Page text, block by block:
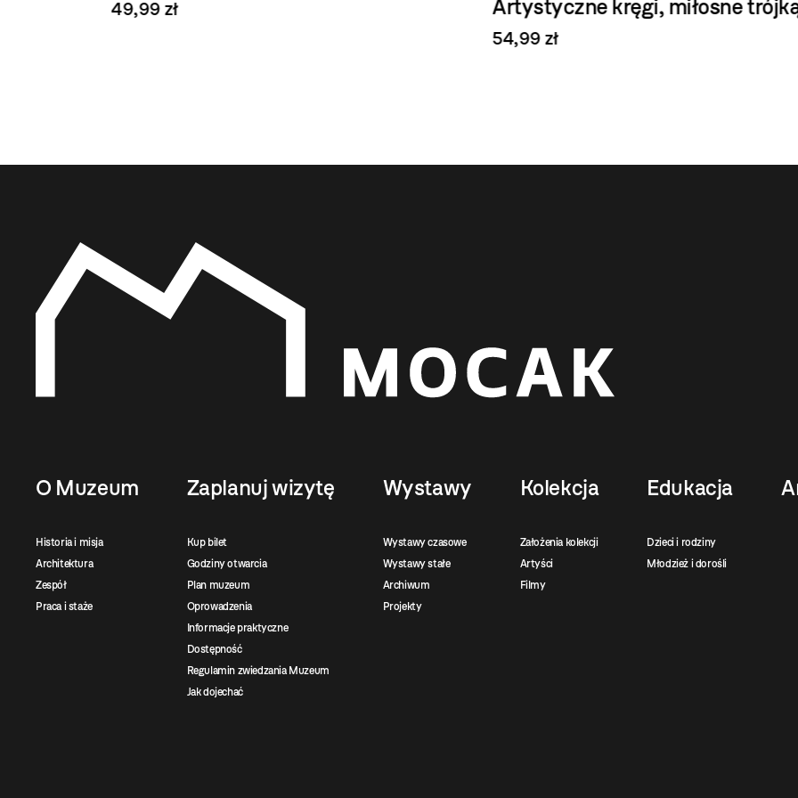
Artystyczne kręgi, miłosne trójkąty
O Muzeum
Historia i misja
Architektura
Zespół
Praca i staże
Zaplanuj wizytę
Kup bilet
Godziny otwarcia
Plan muzeum
Oprowadzenia
Informacje praktyczne
Dostępność
Regulamin zwiedzania Muzeum
Jak dojechać
Wystawy
Wystawy czasowe
Wystawy stałe
Archiwum
Projekty
Kolekcja
Założenia kolekcji
Artyści
Filmy
Edukacja
Dzieci i rodziny
Młodzież i dorośli